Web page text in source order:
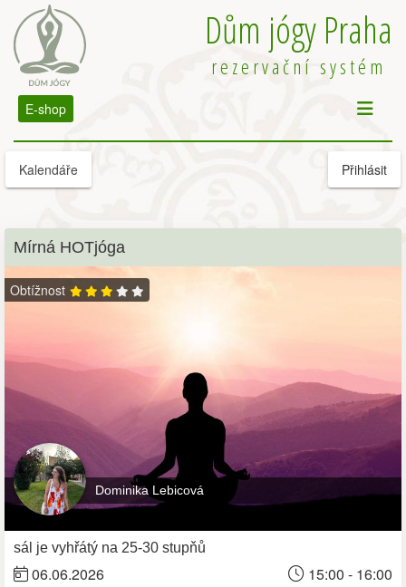
Dům jógy Praha
rezervační systém
E-shop
Kalendáře Přihlásit
Mírná HOTjóga
Obtížnost
Dominika Lebicová
sál je vyhřátý na 25-30 stupňů
06.06.2026 15:00 - 16:00